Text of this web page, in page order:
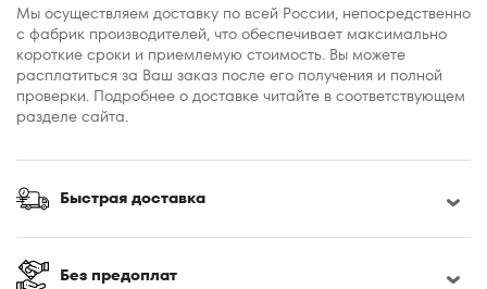
150x185
150x186
150x190
150x195
150x200
160x180
160x186
Мы осуществляем доставку по всей России, непосредственно
с фабрик производителей, что обеспечивает максимально
короткие сроки и приемлемую стоимость. Вы можете
расплатиться за Ваш заказ после его получения и полной
проверки. Подробнее о доставке читайте в соответствующем
разделе сайта.
Быстрая доставка
Без предоплат